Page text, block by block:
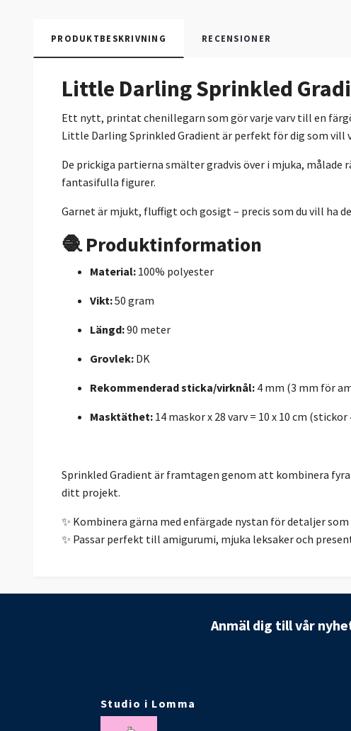
PRODUKTBESKRIVNING RECENSIONER
Little Darling Sprinkled
Ett nytt, printat chenillegarn som gör varje varv till en
Little Darling Sprinkled Gradient är perfekt för dig som vill
De prickiga partierna smälter gradvis över i mjuka,
fantasifulla figurer.
Garnet är mjukt, fluffigt och gosigt – precis som du vill ha
🧶 Produktinformation
Material: 100% polyester
Vikt:50 gram
Längd:90 meter
Grovlek: DK
Rekommenderad sticka/virknål: 4 mm (3 mm för
Masktäthet: 14 maskor x 28 varv = 10 x 10 cm
Sprinkled Gradient är framtagen genom att kombinera
ditt projekt.
✨ Kombinera gärna med enfärgade nystan för detaljer
✨ Passar perfekt till amigurumi, mjuka leksaker och
Anmäl dig till vår
Studio i Lomma